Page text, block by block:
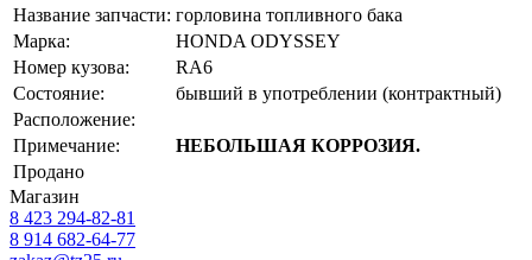
Название запчасти: горловина топливного бака
Марка:
HONDA ODYSSEY
Номер кузова:
RA6
Состояние:
бывший в употреблении (контрактный)
Расположение:
Примечание:
НЕБОЛЬШАЯ КОРРОЗИЯ.
Продано
Магазин
8 423 294-82-81
8 914 682-64-77